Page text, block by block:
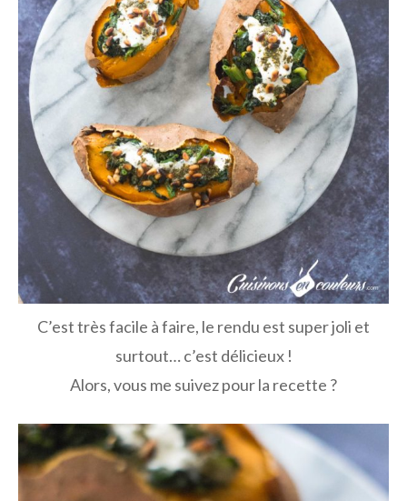
C’est très facile à faire, le rendu est super joli et
surtout… c’est délicieux !
Alors, vous me suivez pour la recette ?